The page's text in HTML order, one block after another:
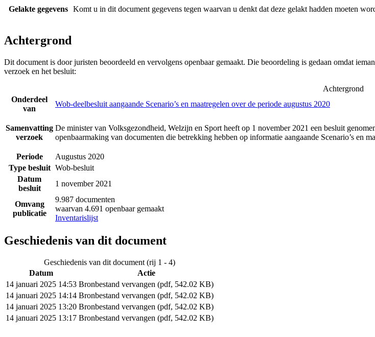
Gelakte gegevens Komt u in dit document gegevens tegen waarvan u denkt dat deze gelakt hadden moeten
Achtergrond
Dit document is door juristen beoordeeld en vervolgens openbaar gemaakt. Die beoordeling is gedaan omdat
verzoek en het besluit:
Achtergrond
Onderdeel
van
Wob-deelbesluit aangaande Scenario’s en maatregelen over de periode augustus 2020
Samenvatting
verzoek
De minister van Volksgezondheid, Welzijn en Sport heeft op 1 november 2021 een besluit
openbaarmaking van documenten die betrekking hebben op informatie aangaande Scenario’s en
Periode
Augustus 2020
Type besluit Wob-besluit
Datum
besluit
1 november 2021
Omvang
publicatie
9.987 documenten
waarvan 4.691 openbaar gemaakt
Inventarislijst
Geschiedenis van dit document
Geschiedenis van dit document (rij 1 - 4)
Datum
Actie
14 januari 2025 14:53 Bronbestand vervangen (pdf, 542.02 KB)
14 januari 2025 14:14 Bronbestand vervangen (pdf, 542.02 KB)
14 januari 2025 13:20 Bronbestand vervangen (pdf, 542.02 KB)
14 januari 2025 13:17 Bronbestand vervangen (pdf, 542.02 KB)